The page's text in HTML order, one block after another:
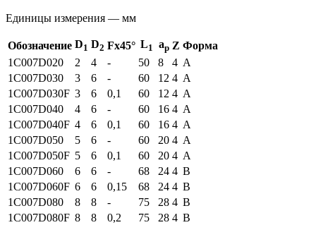
Единицы измерения — мм
Обозначение D1 D2 Fх45° L1 ap Z Форма
1C007D020 2 4 - 50 8 4 A
1C007D030 3 6 - 60 12 4 A
1C007D030F 3 6 0,1 60 12 4 A
1C007D040 4 6 - 60 16 4 A
1C007D040F 4 6 0,1 60 16 4 A
1C007D050 5 6 - 60 20 4 A
1C007D050F 5 6 0,1 60 20 4 A
1C007D060 6 6 - 68 24 4 B
1C007D060F 6 6 0,15 68 24 4 B
1C007D080 8 8 - 75 28 4 B
1C007D080F 8 8 0,2 75 28 4 B